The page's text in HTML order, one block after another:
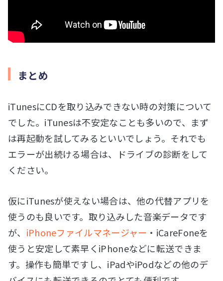
まとめ
iTunesにCDを取り込みできない時の対策について
でした。iTunesは不安定なことも多いので、まず
は再起動を試してみるといいでしょう。それでも
エラーが出続ける場合は、ドライブの診断をして
ください。
仮にiTunesが使えない場合は、他の代替アプリを
使うのも良いです。取り込みした音楽データです
が、 iPhoneファイルマネージャー ・iCareFoneを
使うと安定して素早くiPhoneなどに転送できま
す。操作も簡単ですし、iPadやiPodなどの他のデ